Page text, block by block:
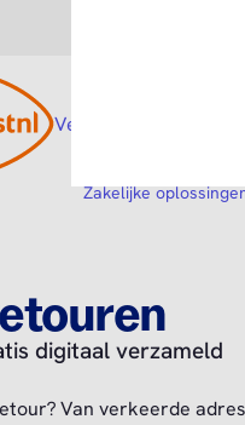
Versturen
Zakelijke
digitaal verzameld
Van verkeerde